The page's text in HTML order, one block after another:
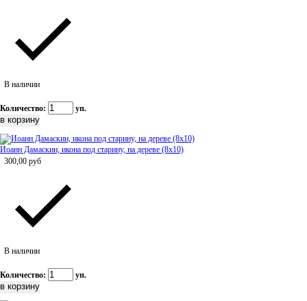
В наличии
Количество: уп.
Иоанн Дамаскин, икона под старину, на дереве (8x10)
300,00 руб
В наличии
Количество: уп.